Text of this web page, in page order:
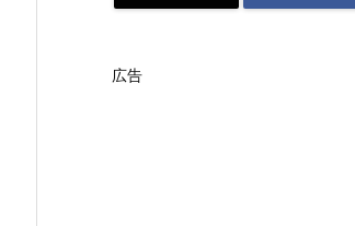
広告